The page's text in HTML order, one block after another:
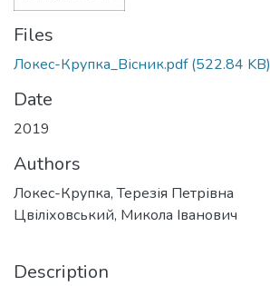
Files
Локес-Крупка_Вісник.pdf(522.84 KB)
Date
2019
Authors
Локес-Крупка, Терезія Петрівна
Цвіліховський, Микола Іванович
Description